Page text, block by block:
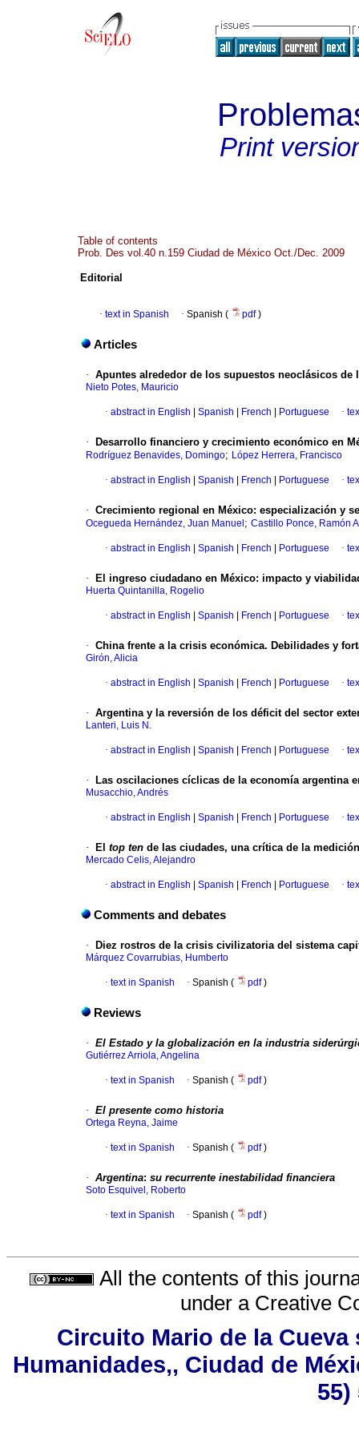
Print
Table of contents
Prob. Des vol.40 n.159 Ciudad de México Oct./Dec. 2009
Editorial
· text in Spanish · Spanish ( pdf)
Articles
· Apuntes alrededor de los supuestos neoclásicos
Nieto Potes, Mauricio
· abstract in English Spanish French Portuguese ·
· Desarrollo financiero y crecimiento económico en
Rodríguez Benavides, Domingo; López Herrera, Francisco
· abstract in English Spanish French Portuguese ·
· Crecimiento regional en México: especialización y
Ocegueda Hernández, Juan Manuel ; Castillo Ponce, Ramón
· abstract in English Spanish French Portuguese ·
· El ingreso ciudadano en México: impacto y
Huerta Quintanilla, Rogelio
· abstract in English Spanish French Portuguese ·
· China frente a la crisis económica. Debilidades y
Girón, Alicia
· abstract in English Spanish French Portuguese ·
· Argentina y la reversión de los déficit del sector
Lanteri, Luis N.
· abstract in English Spanish French Portuguese ·
· Las oscilaciones cíclicas de la economía argentina
Musacchio, Andrés
· abstract in English Spanish French Portuguese ·
· El top ten de las ciudades, una crítica de la
Mercado Celis, Alejandro
· abstract in English Spanish French Portuguese ·
Comments and debates
· Diez rostros de la crisis civilizatoria del sistema
Márquez Covarrubias, Humberto
· text in Spanish · Spanish ( pdf)
Reviews
· El Estado y la globalización en la industria
Gutiérrez Arriola, Angelina
· text in Spanish · Spanish ( pdf)
· El presente como historia
Ortega Reyna, Jaime
· text in Spanish · Spanish ( pdf)
· Argentina: su recurrente inestabilidad financiera
Soto Esquivel, Roberto
· text in Spanish · Spanish ( pdf)
All the contents of this
under a Creative
Circuito Mario de la
Humanidades,, Ciudad de
55)